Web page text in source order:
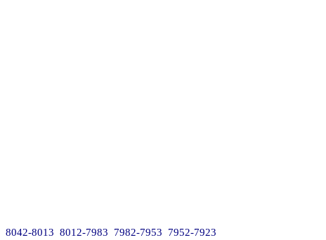
8042-8013 8012-7983 7982-7953
7952-7923